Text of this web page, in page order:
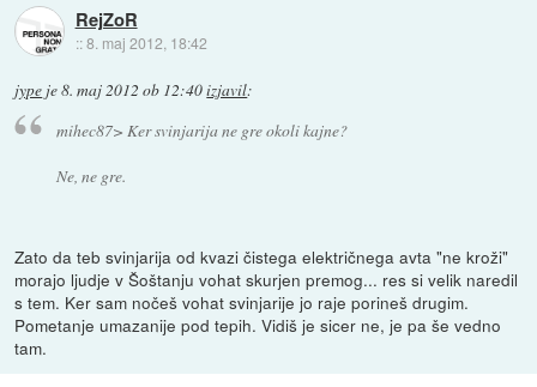
RejZoR
::8. maj 2012, 18:42
jype je8. maj 2012 ob 12:40izjavil:
mihec87> Ker svinjarija ne gre okoli kajne?
Ne, ne gre.
Zato da teb svinjarija od kvazi čistega električnega avta "ne kroži"
morajo ljudje v Šoštanju vohat skurjen premog... res si velik naredil
s tem. Ker sam nočeš vohat svinjarije jo raje porineš drugim.
Pometanje umazanije pod tepih. Vidiš je sicer ne, je pa še vedno
tam.